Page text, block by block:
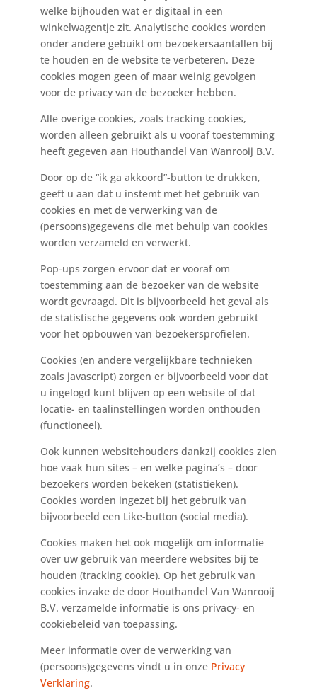
welke bijhouden wat er digitaal in een
winkelwagentje zit. Analytische cookies worden
onder andere gebuikt om bezoekersaantallen bij
te houden en de website te verbeteren. Deze
cookies mogen geen of maar weinig gevolgen
voor de privacy van de bezoeker hebben.
Alle overige cookies, zoals tracking cookies,
worden alleen gebruikt als u vooraf toestemming
heeft gegeven aan Houthandel Van Wanrooij B.V.
Door op de “ik ga akkoord”-button te drukken,
geeft u aan dat u instemt met het gebruik van
cookies en met de verwerking van de
(persoons)gegevens die met behulp van cookies
worden verzameld en verwerkt.
Pop-ups zorgen ervoor dat er vooraf om
toestemming aan de bezoeker van de website
wordt gevraagd. Dit is bijvoorbeeld het geval als
de statistische gegevens ook worden gebruikt
voor het opbouwen van bezoekersprofielen.
Cookies (en andere vergelijkbare technieken
zoals javascript) zorgen er bijvoorbeeld voor dat
u ingelogd kunt blijven op een website of dat
locatie- en taalinstellingen worden onthouden
(functioneel).
Ook kunnen websitehouders dankzij cookies zien
hoe vaak hun sites – en welke pagina’s – door
bezoekers worden bekeken (statistieken).
Cookies worden ingezet bij het gebruik van
bijvoorbeeld een Like-button (social media).
Cookies maken het ook mogelijk om informatie
over uw gebruik van meerdere websites bij te
houden (tracking cookie). Op het gebruik van
cookies inzake de door Houthandel Van Wanrooij
B.V. verzamelde informatie is ons privacy- en
cookiebeleid van toepassing.
Meer informatie over de verwerking van
(persoons)gegevens vindt u in onze Privacy
Verklaring.